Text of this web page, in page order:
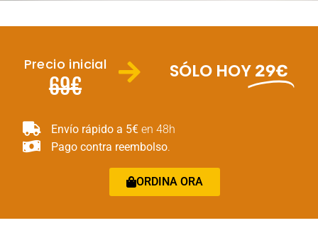
Precio inicial
69€
SÓLO HOY 29€
Envío rápido a 5€ en 48h
Pago contra reembolso.
ORDINA ORA